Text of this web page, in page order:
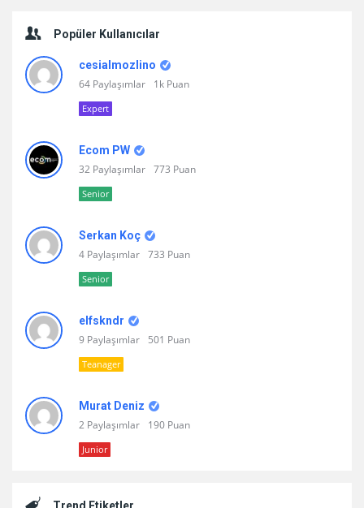
Popüler Kullanıcılar
cesialmozlino
64 Paylaşımlar 1k Puan
Expert
Ecom PW
32 Paylaşımlar 773 Puan
Senior
Serkan Koç
4 Paylaşımlar 733 Puan
Senior
elfskndr
9 Paylaşımlar 501 Puan
Teanager
Murat Deniz
2 Paylaşımlar 190 Puan
Junior